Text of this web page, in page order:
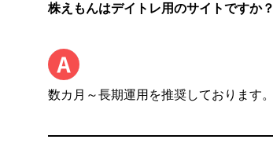
株えもんはデイトレ用のサイトですか？
数カ月～長期運用を推奨しております。